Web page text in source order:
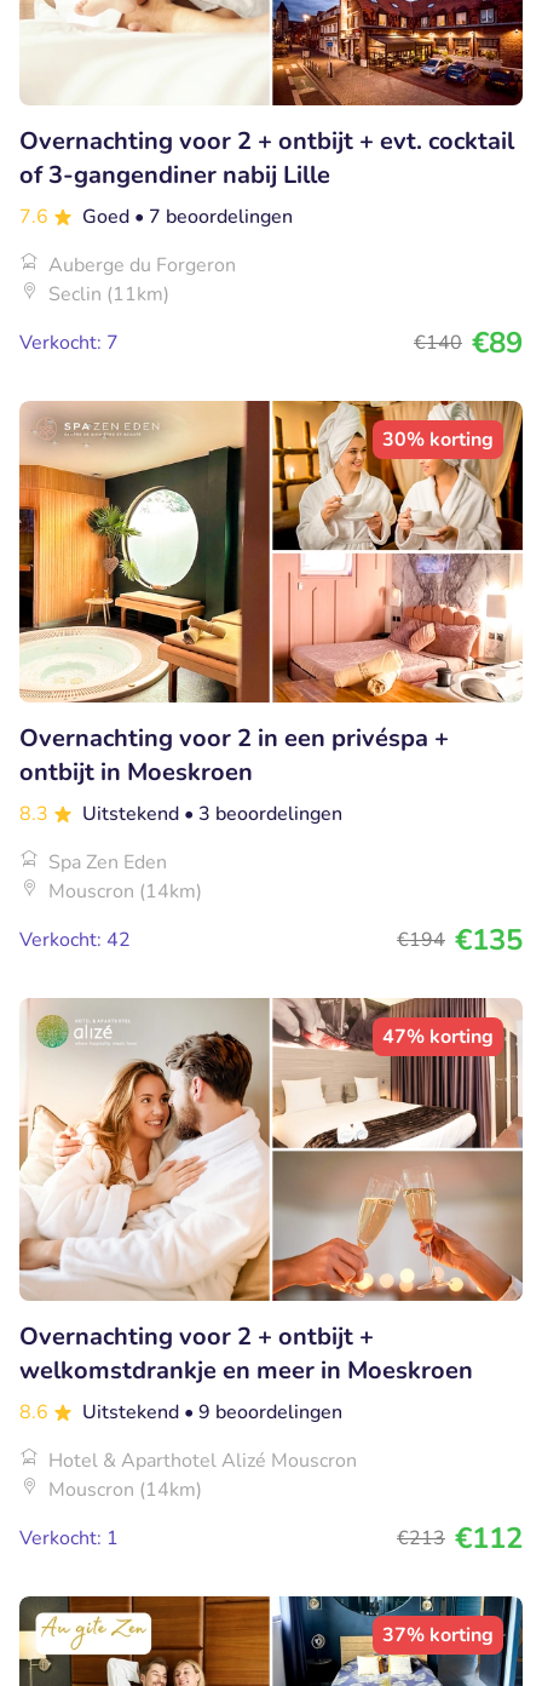
Overnachting voor 2 + ontbijt + evt. cocktail
of 3-gangendiner nabij Lille
7.6 Goed • 7 beoordelingen
Auberge du Forgeron
Seclin (11km)
Verkocht: 7
€140 €89
30% korting
Overnachting voor 2 in een privéspa +
ontbijt in Moeskroen
8.3 Uitstekend • 3 beoordelingen
Spa Zen Eden
Mouscron (14km)
Verkocht: 42
€194 €135
47% korting
Overnachting voor 2 + ontbijt +
welkomstdrankje en meer in Moeskroen
8.6 Uitstekend • 9 beoordelingen
Hotel & Aparthotel Alizé Mouscron
Mouscron (14km)
Verkocht: 1
€213 €112
37% korting